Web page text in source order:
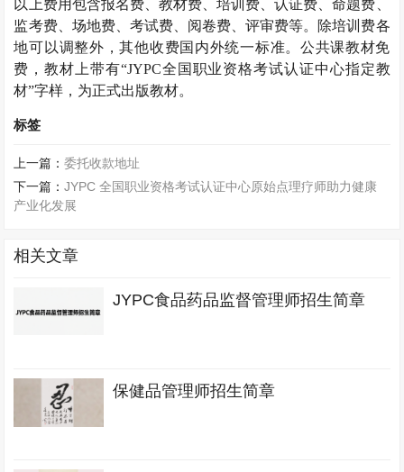
以上费用包含报名费、教材费、培训费、认证费、命题费、
监考费、场地费、考试费、阅卷费、评审费等。除培训费各
地可以调整外，其他收费国内外统一标准。公共课教材免
费，教材上带有“JYPC全国职业资格考试认证中心指定教
材”字样，为正式出版教材。
标签
上一篇：委托收款地址
下一篇：JYPC 全国职业资格考试认证中心原始点理疗师助力健康
产业化发展
相关文章
JYPC食品药品监督管理师招生简章
保健品管理师招生简章